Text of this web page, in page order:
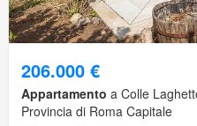
206.000 €
Appartamento a Colle
Provincia di Roma Capitale